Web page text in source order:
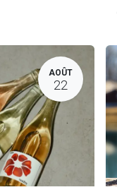
AOÛT
22